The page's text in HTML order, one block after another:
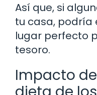
Así que, si
tu casa, podría
lugar perfecto
tesoro.
Impacto